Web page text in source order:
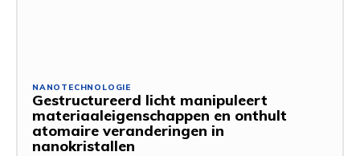
NANOTECHNOLOGIE
Gestructureerd licht manipuleert
materiaaleigenschappen en onthult
atomaire veranderingen in
nanokristallen